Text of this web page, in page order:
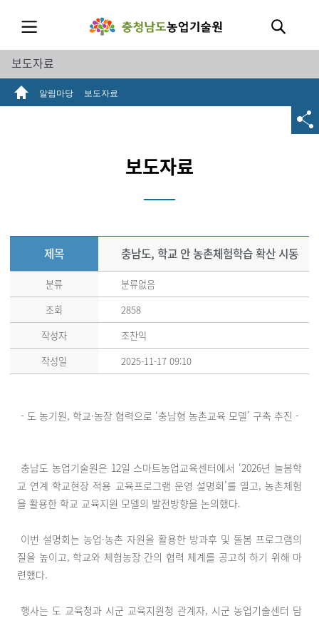
보도자료
알림마당 보도자료
보도자료
제목 충남도, 학교 안 농촌체험학습 확산 시동
분류
분류없음
조회
2858
작성자
조찬익
작성일
2025-11-17 09:10
- 도 농기원, 학교·농장 협력으로 ‘충남형 농촌교육 모델’ 구축 추진 -
충남도 농업기술원은 12일 스마트농업교육센터에서 ‘2026년 늘봄학
교 연계 학교현장 적용 교육프로그램 운영 설명회’를 열고, 농촌체험
을 활용한 학교 교육지원 모델의 발전방향을 논의했다.
이번 설명회는 농업·농촌 자원을 활용한 방과후 및 돌봄 프로그램의
질을 높이고, 학교와 체험농장 간의 협력 체계를 공고히 하기 위해 마
련했다.
행사는 도 교육청과 시군 교육지원청 관계자, 시군 농업기술센터 담